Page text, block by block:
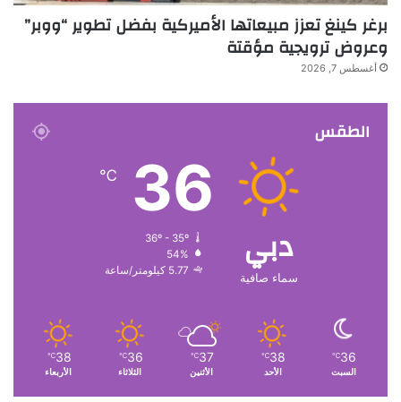
برغر كينغ تعزز مبيعاتها الأميركية بفضل تطوير “ووبر”
وعروض ترويجية مؤقتة
أغسطس 7, 2026
الطقس
دبي
سماء صافية
36
℃
36º - 35º
54%
5.77 كيلومتر/ساعة
36
℃
السبت
38
℃
الأحد
37
℃
الأثنين
36
℃
الثلاثاء
38
℃
الأربعاء